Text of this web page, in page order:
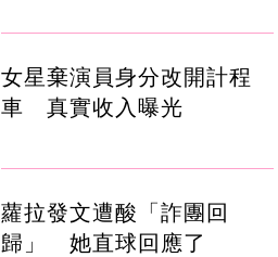
女星棄演員身分改開計程
車 真實收入曝光
蘿拉發文遭酸「詐團回
歸」 她直球回應了